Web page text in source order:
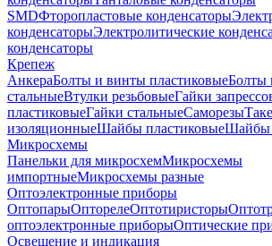
SMDФторопластовые конденсаторы
конденсаторыЭлектролитические
конденсаторы
Крепеж
АнкераБолты и винты пластиковыеБолты
стальныеВтулки резьбовыеГайки
пластиковыеГайки стальныеСаморезы
изоляционныеШайбы пластиковыеШайбы
Микросхемы
Панельки для микросхемМикросхемы
импортныеМикросхемы разные
Оптоэлектронные приборы
ОптопарыОпторелеОптотиристоры
оптоэлектронные приборыОптические
Освещение и индикация